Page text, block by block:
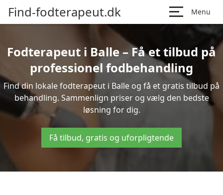
Find-fodterapeut.dk Menu
Fodterapeut i Balle – Få et tilbud på
professionel fodbehandling
Find din lokale fodterapeut i Balle og få et gratis tilbud på
behandling. Sammenlign priser og vælg den bedste
løsning for dig.
Få tilbud, gratis og uforpligtende